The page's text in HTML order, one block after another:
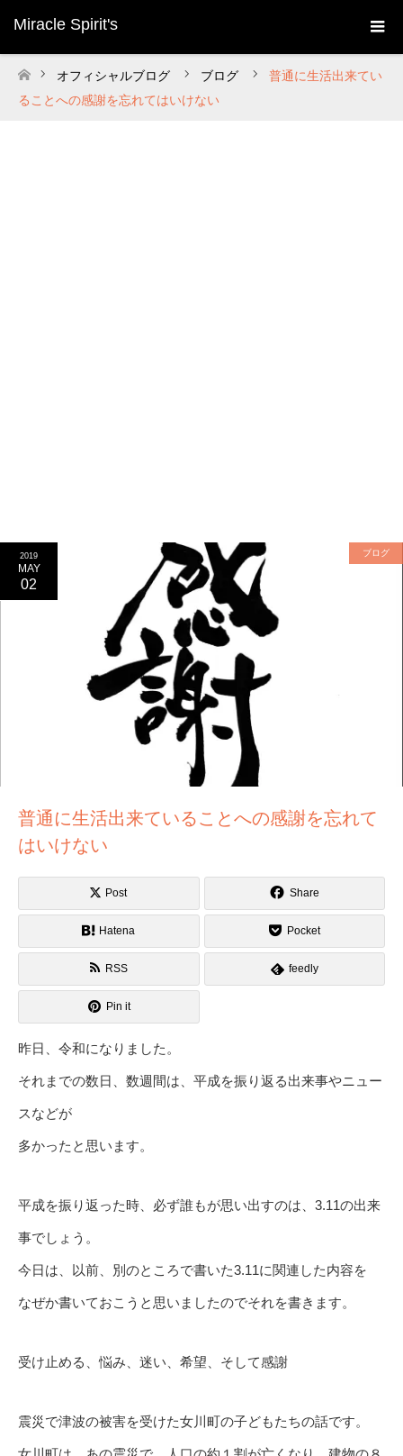
Miracle Spirit's
ホーム
オフィシャルブログ ブログ
普通に生活出来てい
ることへの感謝を忘れてはいけない
2019
MAY
02
ブログ
普通に生活出来ていることへの感謝を忘れて
はいけない
Post Share
Hatena Pocket
RSS feedly
Pin it
昨日、令和になりました。
それまでの数日、数週間は、平成を振り返る出来事やニュー
スなどが
多かったと思います。
平成を振り返った時、必ず誰もが思い出すのは、3.11の出来
事でしょう。
今日は、以前、別のところで書いた3.11に関連した内容を
なぜか書いておこうと思いましたのでそれを書きます。
受け止める、悩み、迷い、希望、そして感謝
震災で津波の被害を受けた女川町の子どもたちの話です。